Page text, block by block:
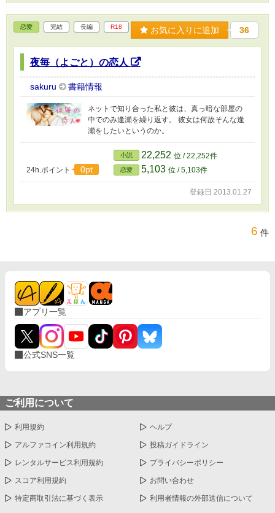
うございます！ 筆者が不慣れなため、ネタバ
レ含むものを普通に出してしまったり、逆もま
たあったりします。大きなネタバレはコメント
をしてくださった方が配慮してくださっている
のでないとは思いますが、気にされる方はご注
意ください。
恋愛 完結 長編 R18 お気に入りに追加 36
夜毎（よごと）の恋人
sakuru 書籍情報
ネットで知り合った私と彼は、真っ暗な部屋の
中でのみ逢瀬を繰り返す。 彼女は何故そんな逢
瀬をしたいというのか。
24h.ポイント 0pt
小説 22,252 位 / 22,252件
恋愛 5,103 位 / 5,103件
登録日 2013.01.27
6 件
アプリ一覧
公式SNS一覧
ご利用について
利用規約 ヘルプ
アルファコイン利用規約 投稿ガイドライン
レンタルサービス利用規約 プライバシーポリシー
スコア利用規約 お問い合わせ
特定商取引法に基づく表示 利用者情報の外部送信について